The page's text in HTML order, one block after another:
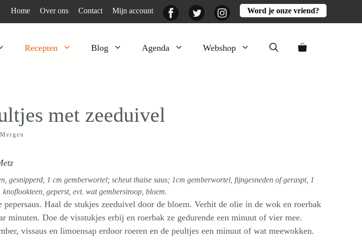
Home Over ons Contact Mijn account FacebookTwitter InstagramWord je onze vriend?
Recepten Blog Agenda Webshop
Peulgroenten
Bladgroenten
met zeeduivel
gesnipperd, 1 cm gemberwortel; scheut thaise saus; 1cm gemberwortel, fijngesneden of geraspt, 1
geperst, evt. wat gembersiroop, bloem.
pepersaus. Haal de stukjes zeeduivel door de bloem. Verhit de olie in de wok en roerbak
minuten. Doe de visstukjes erbij en roerbak ze gedurende een minuut of vier mee.
vissaus en limoensap erdoor roeren en de peultjes een minuut of wat meewokken.